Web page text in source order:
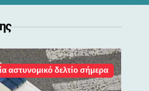
αστυνομικό δελτίο σήμερα